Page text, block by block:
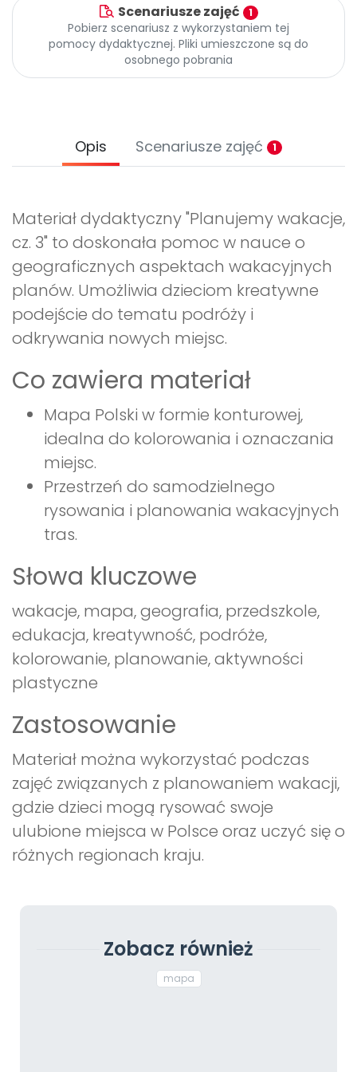
Archiwalne numery
Pomoc
Promocje
Scenariusze zajęć 1
Pobierz scenariusz z wykorzystaniem tej
pomocy dydaktycznej. Pliki umieszczone są do
osobnego pobrania
Opis Scenariusze zajęć 1
Materiał dydaktyczny "Planujemy wakacje,
cz. 3" to doskonała pomoc w nauce o
geograficznych aspektach wakacyjnych
planów. Umożliwia dzieciom kreatywne
podejście do tematu podróży i
odkrywania nowych miejsc.
Co zawiera materiał
Mapa Polski w formie konturowej,
idealna do kolorowania i oznaczania
miejsc.
Przestrzeń do samodzielnego
rysowania i planowania wakacyjnych
tras.
Słowa kluczowe
wakacje, mapa, geografia, przedszkole,
edukacja, kreatywność, podróże,
kolorowanie, planowanie, aktywności
plastyczne
Zastosowanie
Materiał można wykorzystać podczas
zajęć związanych z planowaniem wakacji,
gdzie dzieci mogą rysować swoje
ulubione miejsca w Polsce oraz uczyć się o
różnych regionach kraju.
Zobacz również
mapa